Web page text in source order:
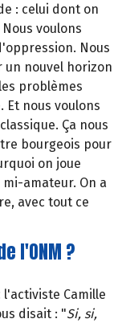
: celui dont on
voulons
Nous
un nouvel horizon
problèmes
nous voulons
Ça nous
bourgeois pour
on joue
amateur. On a
avec tout ce
l'ONM ?
Camille
disait : "Si, si,